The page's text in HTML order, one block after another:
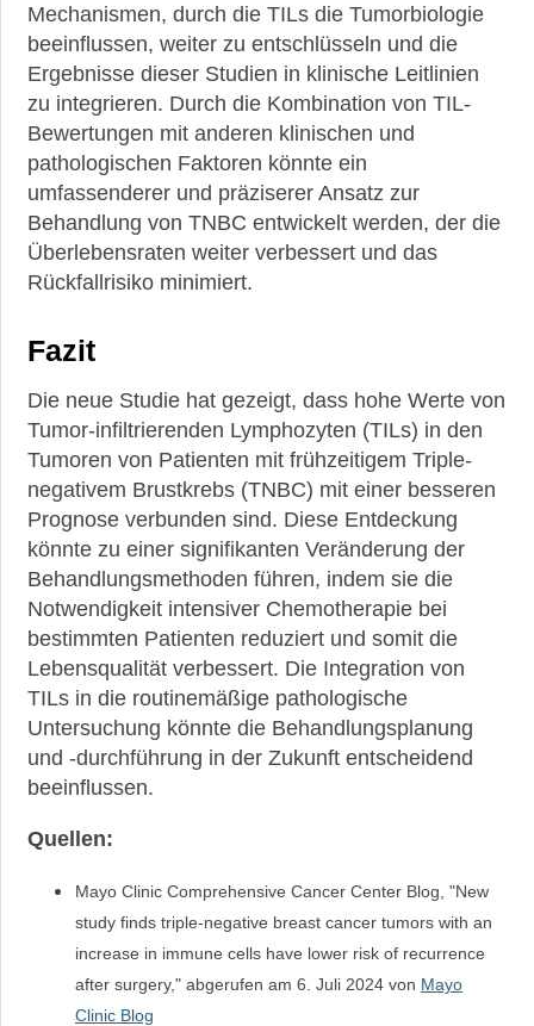
Mechanismen, durch die TILs die Tumorbiologie
beeinflussen, weiter zu entschlüsseln und die
Ergebnisse dieser Studien in klinische Leitlinien
zu integrieren. Durch die Kombination von TIL-
Bewertungen mit anderen klinischen und
pathologischen Faktoren könnte ein
umfassenderer und präziserer Ansatz zur
Behandlung von TNBC entwickelt werden, der die
Überlebensraten weiter verbessert und das
Rückfallrisiko minimiert.
Fazit
Die neue Studie hat gezeigt, dass hohe Werte von
Tumor-infiltrierenden Lymphozyten (TILs) in den
Tumoren von Patienten mit frühzeitigem Triple-
negativem Brustkrebs (TNBC) mit einer besseren
Prognose verbunden sind. Diese Entdeckung
könnte zu einer signifikanten Veränderung der
Behandlungsmethoden führen, indem sie die
Notwendigkeit intensiver Chemotherapie bei
bestimmten Patienten reduziert und somit die
Lebensqualität verbessert. Die Integration von
TILs in die routinemäßige pathologische
Untersuchung könnte die Behandlungsplanung
und -durchführung in der Zukunft entscheidend
beeinflussen.
Quellen:
Mayo Clinic Comprehensive Cancer Center Blog, "New
study finds triple-negative breast cancer tumors with an
increase in immune cells have lower risk of recurrence
after surgery," abgerufen am 6. Juli 2024 von Mayo
Clinic Blog